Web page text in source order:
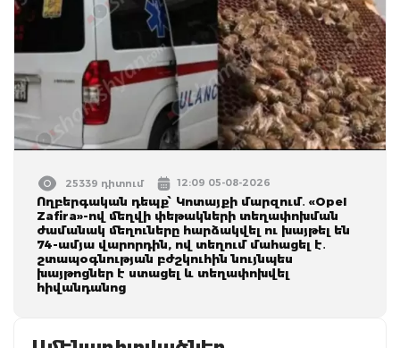
25339 դիտում 12:09 05-08-2026
Ողբերգական դեպք՝ Կոտայքի մարզում․ «Opel
Zafira»-ով մեղվի փեթակների տեղափոխման
ժամանակ մեղուները հարձակվել ու խայթել են
74-ամյա վարորդին, ով տեղում մահացել է․
շտապօգնության բժշկուհին նույնպես
խայթոցներ է ստացել և տեղափոխվել
հիվանդանոց